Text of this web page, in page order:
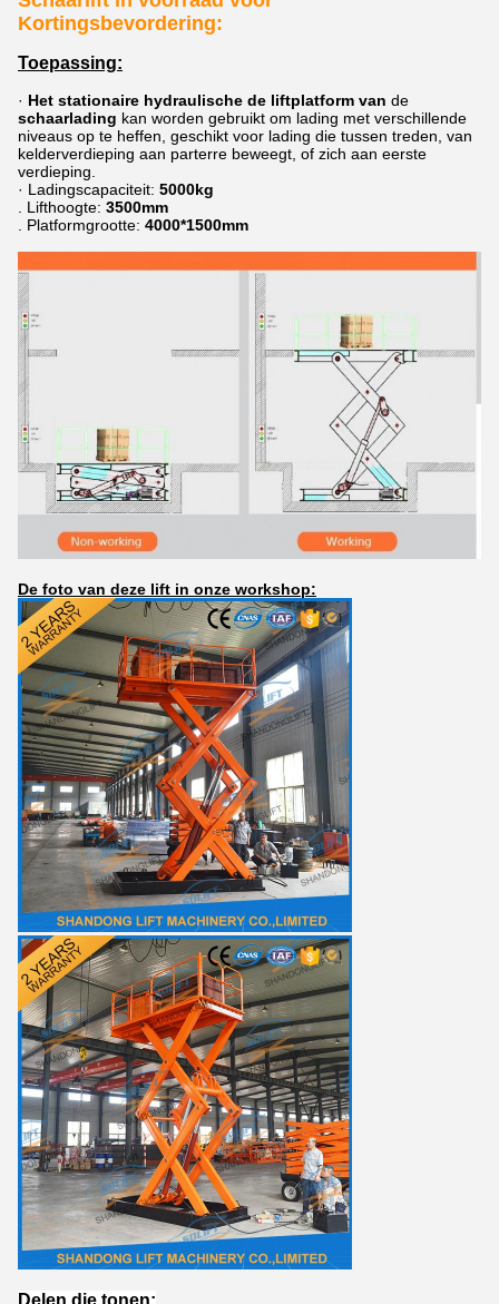
Kortingsbevordering:
Toepassing:
· Het stationaire hydraulische de liftplatform van de
schaarlading kan worden gebruikt om lading met verschillende
niveaus op te heffen, geschikt voor lading die tussen treden, van
kelderverdieping aan parterre beweegt, of zich aan eerste
verdieping.
· Ladingscapaciteit: 5000kg
Lifthoogte: 3500mm
Platformgrootte: 4000*1500mm
De foto van deze lift in onze workshop:
Delen die tonen: